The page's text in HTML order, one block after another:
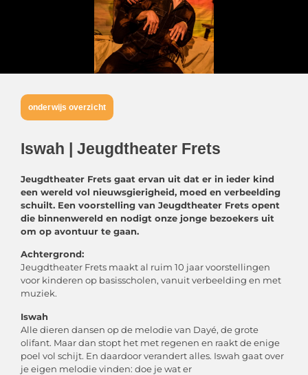
onderwijs overzicht
Iswah | Jeugdtheater Frets
Jeugdtheater Frets gaat ervan uit dat er in ieder kind
een wereld vol nieuwsgierigheid, moed en verbeelding
schuilt. Een voorstelling van Jeugdtheater Frets opent
die binnenwereld en nodigt onze jonge bezoekers uit
om op avontuur te gaan.
Achtergrond:
Jeugdtheater Frets maakt al ruim 10 jaar voorstellingen
voor kinderen op basisscholen, vanuit verbeelding en met
muziek.
Iswah
Alle dieren dansen op de melodie van Dayé, de grote
olifant. Maar dan stopt het met regenen en raakt de enige
poel vol schijt. En daardoor verandert alles. Iswah gaat over
je eigen melodie vinden: doe je wat er